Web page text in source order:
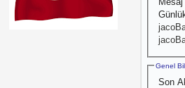
Genel
Son